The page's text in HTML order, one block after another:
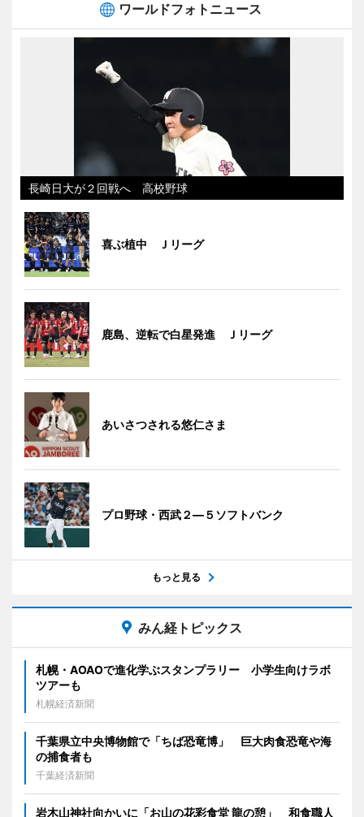
ワールドフォトニュース
長崎日大が２回戦へ 高校野球
喜ぶ植中 Ｊリーグ
鹿島、逆転で白星発進 Ｊリーグ
あいさつされる悠仁さま
プロ野球・西武２―５ソフトバンク
もっと見る
みん経トピックス
札幌・AOAOで進化学ぶスタンプラリー 小学生向けラボ
ツアーも
札幌経済新聞
千葉県立中央博物館で「ちば恐竜博」 巨大肉食恐竜や海
の捕食者も
千葉経済新聞
岩木山神社向かいに「お山の花彩食堂 龍の憩」 和食職人